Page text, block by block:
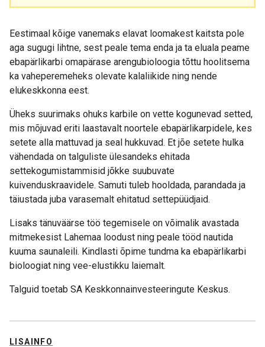
Eestimaal kõige vanemaks elavat loomakest kaitsta pole
aga sugugi lihtne, sest peale tema enda ja ta eluala peame
ebapärlikarbi omapärase arengubioloogia tõttu hoolitsema
ka vaheperemeheks olevate kalaliikide ning nende
elukeskkonna eest.
Üheks suurimaks ohuks karbile on vette kogunevad setted,
mis mõjuvad eriti laastavalt noortele ebapärlikarpidele, kes
setete alla mattuvad ja seal hukkuvad. Et jõe setete hulka
vähendada on talguliste ülesandeks ehitada
settekogumistammisid jõkke suubuvate
kuivenduskraavidele. Samuti tuleb hooldada, parandada ja
täiustada juba varasemalt ehitatud settepüüdjaid.
Lisaks tänuväärse töö tegemisele on võimalik avastada
mitmekesist Lahemaa loodust ning peale tööd nautida
kuuma saunaleili. Kindlasti õpime tundma ka ebapärlikarbi
bioloogiat ning vee-elustikku laiemalt.
Talguid toetab SA Keskkonnainvesteeringute Keskus.
LISAINFO